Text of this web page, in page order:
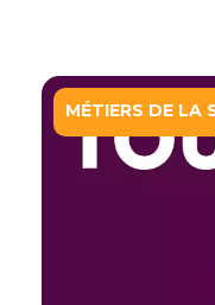
MÉTIERS DE LA